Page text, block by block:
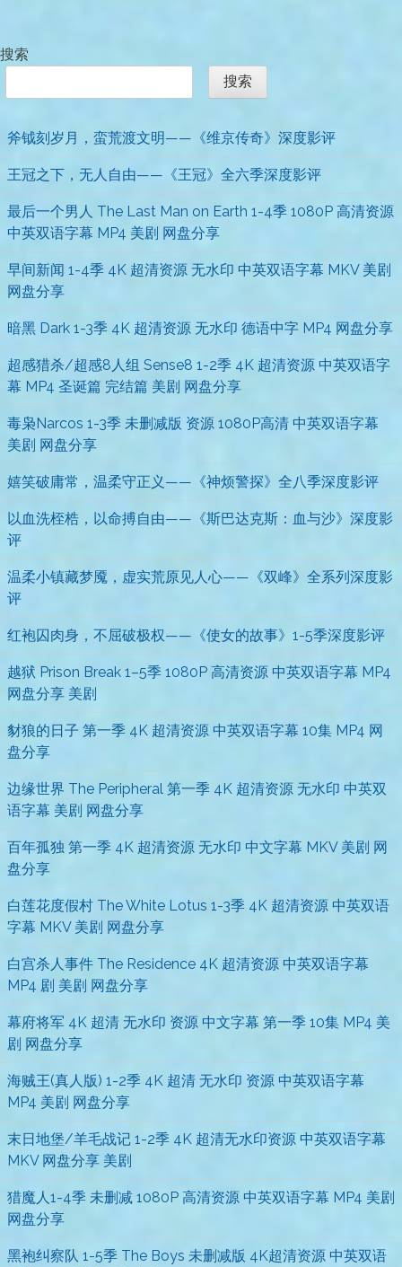
搜索
搜索
斧钺刻岁月，蛮荒渡文明——《维京传奇》深度影评
王冠之下，无人自由——《王冠》全六季深度影评
最后一个男人 The Last Man on Earth 1-4季 1080P 高清资源
中英双语字幕 MP4 美剧 网盘分享
早间新闻 1-4季 4K 超清资源 无水印 中英双语字幕 MKV 美剧
网盘分享
暗黑 Dark 1-3季 4K 超清资源 无水印 德语中字 MP4 网盘分享
超感猎杀/超感8人组 Sense8 1-2季 4K 超清资源 中英双语字
幕 MP4 圣诞篇 完结篇 美剧 网盘分享
毒枭Narcos 1-3季 未删减版 资源 1080P高清 中英双语字幕
美剧 网盘分享
嬉笑破庸常，温柔守正义——《神烦警探》全八季深度影评
以血洗桎梏，以命搏自由——《斯巴达克斯：血与沙》深度影
评
温柔小镇藏梦魇，虚实荒原见人心——《双峰》全系列深度影
评
红袍囚肉身，不屈破极权——《使女的故事》1-5季深度影评
越狱 Prison Break 1–5季 1080P 高清资源 中英双语字幕 MP4
网盘分享 美剧
豺狼的日子 第一季 4K 超清资源 中英双语字幕 10集 MP4 网
盘分享
边缘世界 The Peripheral 第一季 4K 超清资源 无水印 中英双
语字幕 美剧 网盘分享
百年孤独 第一季 4K 超清资源 无水印 中文字幕 MKV 美剧 网
盘分享
白莲花度假村 The White Lotus 1-3季 4K 超清资源 中英双语
字幕 MKV 美剧 网盘分享
白宫杀人事件 The Residence 4K 超清资源 中英双语字幕
MP4 剧 美剧 网盘分享
幕府将军 4K 超清 无水印 资源 中文字幕 第一季 10集 MP4 美
剧 网盘分享
海贼王(真人版) 1-2季 4K 超清 无水印 资源 中英双语字幕
MP4 美剧 网盘分享
末日地堡/羊毛战记 1-2季 4K 超清无水印资源 中英双语字幕
MKV 网盘分享 美剧
猎魔人1-4季 未删减 1080P 高清资源 中英双语字幕 MP4 美剧
网盘分享
黑袍纠察队 1-5季 The Boys 未删减版 4K超清资源 中英双语